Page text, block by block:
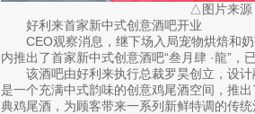
△图片来源
好利来首家新中式创意酒吧开业
CEO观察消息，继下场入局宠物烘焙和
内推出了首家新中式创意酒吧“叁月肆 ·龍”，
该酒吧由好利来执行总裁罗昊创立，设
是一个充满中式韵味的创意鸡尾酒空间，推
典鸡尾酒，为顾客带来一系列新鲜特调的传统